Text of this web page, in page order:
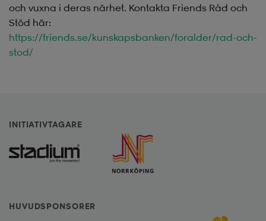
och vuxna i deras närhet. Kontakta Friends Råd och
Stöd här:
https://friends.se/kunskapsbanken/foralder/rad-och-
stod/
INITIATIVTAGARE
HUVUDSPONSORER